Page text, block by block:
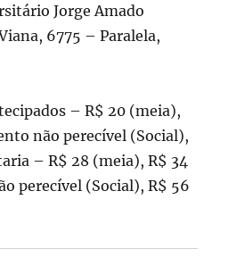
Jorge Amado
6775 – Paralela,
– R$ 20 (meia),
não perecível (Social),
– R$ 28 (meia), R$ 34
perecível (Social), R$ 56